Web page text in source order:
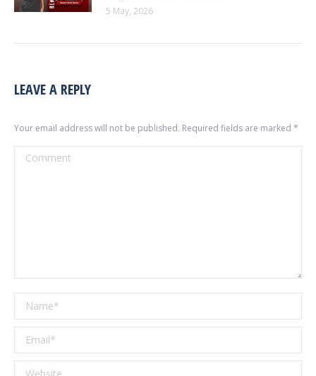
5 May, 2026
LEAVE A REPLY
Your email address will not be published. Required fields are marked *
Comment
Name *
Email *
Website